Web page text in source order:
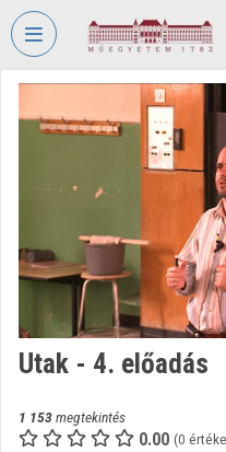
Fejléc kihagyása Menü kihagyása
TORIUM
MŰSZAKI
GAZDASÁGTUDOMÁNYI
EGYETEM
Intézményi kezdőlap
Kategóriák
Utak - 4. előadás
1 153megtekintés
0.00 (0